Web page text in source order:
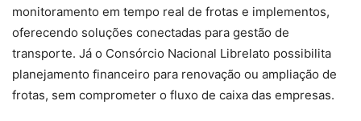
monitoramento em tempo real de frotas e implementos,
oferecendo soluções conectadas para gestão de
transporte. Já o Consórcio Nacional Librelato possibilita
planejamento financeiro para renovação ou ampliação de
frotas, sem comprometer o fluxo de caixa das empresas.